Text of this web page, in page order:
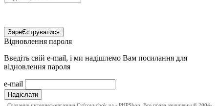
ЗареЄструватися
Відновлення пароля
Введіть свій e-mail, і ми надішлемо Вам посилання для
відновлення пароля
e-mail
Надіслати